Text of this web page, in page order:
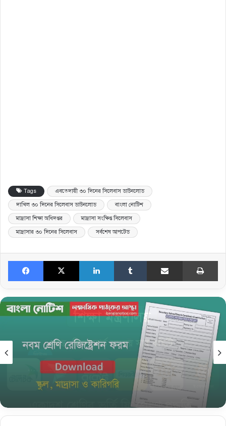
Tags এবতেদায়ী ৩০ দিনের সিলেবাস ডাউনলোড
দাখিল ৩০ দিনের সিলেবাস ডাউনলোড বাংলা নোটিশ
মাদ্রাসা শিক্ষা অধিদপ্তর মাদ্রাসা সংক্ষিপ্ত সিলেবাস
মাদ্রাসার ৩০ দিনের সিলেবাস সর্বশেষ আপটেড
Facebook X LinkedIn Tumblr Share via Email
নিউজ
November 5, 2025
নবম শ্রেণি রেজিষ্ট্রেশন তথ্য সংগ্রহের ফরম ও জরুরি
নির্দেশনা